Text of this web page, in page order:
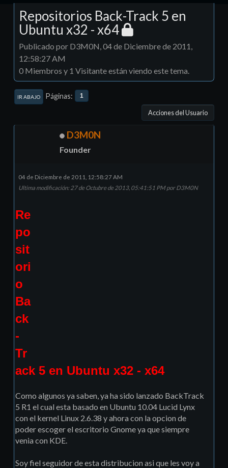
Repositorios Back-Track 5 en
Ubuntu x32 - x64
Publicado por D3M0N, 04 de Diciembre de 2011,
12:58:27 AM
0 Miembros y 1 Visitante están viendo este tema.
IR ABAJO Páginas 1
Acciones del Usuario
D3M0N
Founder
04 de Diciembre de 2011, 12:58:27 AM
Ultima modificación: 27 de Octubre de 2013, 05:41:51 PM por D3M0N
Re
po
sit
ori
o
Ba
ck
-
Tr
ack 5 en Ubuntu x32 - x64
Como algunos ya saben, ya ha sido lanzado BackTrack
5 R1 el cual esta basado en Ubuntu 10.04 Lucid Lynx
con el kernel Linux 2.6.38 y ahora con la opcion de
poder escoger el escritorio Gnome ya que siempre
venia con KDE.
Soy fiel seguidor de esta distribucion asi que les voy a